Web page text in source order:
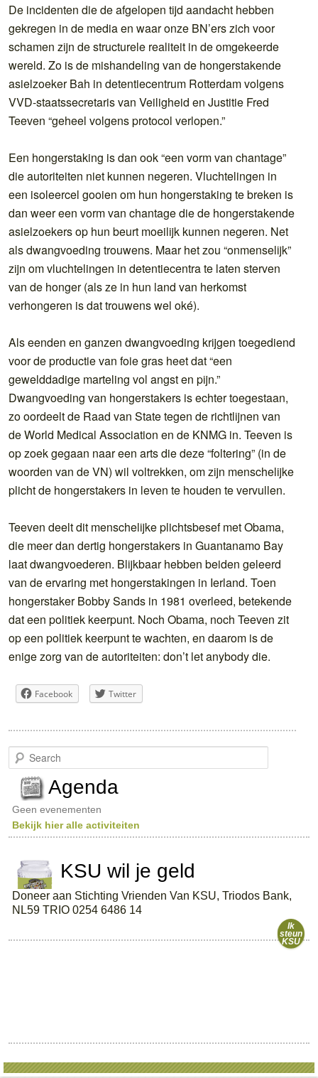
De incidenten die de afgelopen tijd aandacht hebben
gekregen in de media en waar onze BN’ers zich voor
schamen zijn de structurele realiteit in de omgekeerde
wereld. Zo is de mishandeling van de hongerstakende
asielzoeker Bah in detentiecentrum Rotterdam volgens
VVD-staatssecretaris van Veiligheid en Justitie Fred
Teeven “geheel volgens protocol verlopen.”
Een hongerstaking is dan ook “een vorm van chantage”
die autoriteiten niet kunnen negeren. Vluchtelingen in
een isoleercel gooien om hun hongerstaking te breken is
dan weer een vorm van chantage die de hongerstakende
asielzoekers op hun beurt moeilijk kunnen negeren. Net
als dwangvoeding trouwens. Maar het zou “onmenselijk”
zijn om vluchtelingen in detentiecentra te laten sterven
van de honger (als ze in hun land van herkomst
verhongeren is dat trouwens wel oké).
Als eenden en ganzen dwangvoeding krijgen toegediend
voor de productie van foie gras heet dat “een
gewelddadige marteling vol angst en pijn.”
Dwangvoeding van hongerstakers is echter toegestaan,
zo oordeelt de Raad van State tegen de richtlijnen van
de World Medical Association en de KNMG in. Teeven is
op zoek gegaan naar een arts die deze “foltering” (in de
woorden van de VN) wil voltrekken, om zijn menschelijke
plicht de hongerstakers in leven te houden te vervullen.
Teeven deelt dit menschelijke plichtsbesef met Obama,
die meer dan dertig hongerstakers in Guantanamo Bay
laat dwangvoederen. Blijkbaar hebben beiden geleerd
van de ervaring met hongerstakingen in Ierland. Toen
hongerstaker Bobby Sands in 1981 overleed, betekende
dat een politiek keerpunt. Noch Obama, noch Teeven zit
op een politiek keerpunt te wachten, en daarom is de
enige zorg van de autoriteiten: don’t let anybody die.
Facebook Twitter
e
c
h
Agenda
Geen evenementen
Bekijk hier alle activiteiten
KSU wil je geld
Doneer aan Stichting Vrienden Van KSU, Triodos Bank,
NL59 TRIO 0254 6486 14
Ik
steun
KSU